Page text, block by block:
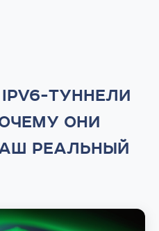
ТУННЕЛИ
ОНИ
РЕАЛЬНЫЙ